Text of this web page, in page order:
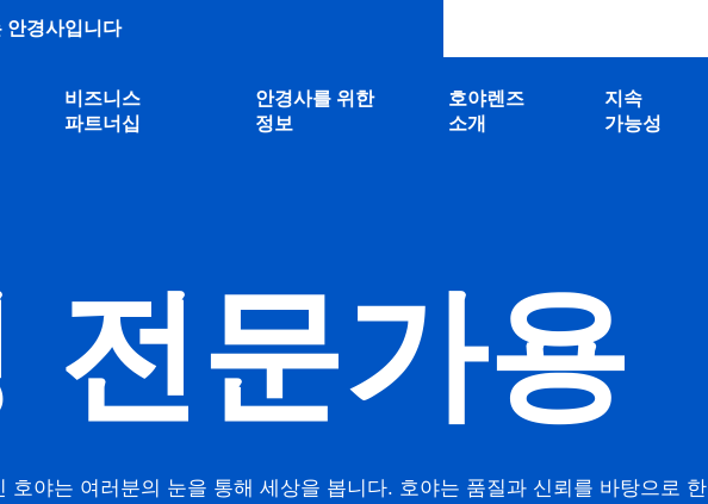
안경사입니다
비즈니스
파트너십
안경사를 위한
정보
호야렌즈
소개
지속
가능성
호야는 여러분의 눈을 통해 세상을 봅니다. 호야는 품질과 신뢰를 바탕으로 한
전문가용